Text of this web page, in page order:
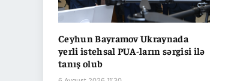
Ceyhun Bayramov Ukraynada
yerli istehsal PUA-ların sərgisi ilə
tanış olub